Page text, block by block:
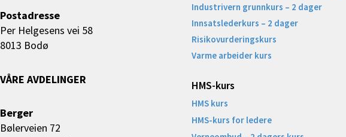
Postadresse
Per Helgesens vei 58
8013 Bodø
VÅRE AVDELINGER
Berger
Bølerveien 72
Industrivern grunnkurs – 2 dager
Innsatslederkurs – 2 dager
Risikovurderingskurs
Varme arbeider kurs
HMS-kurs
HMS kurs
HMS-kurs for ledere